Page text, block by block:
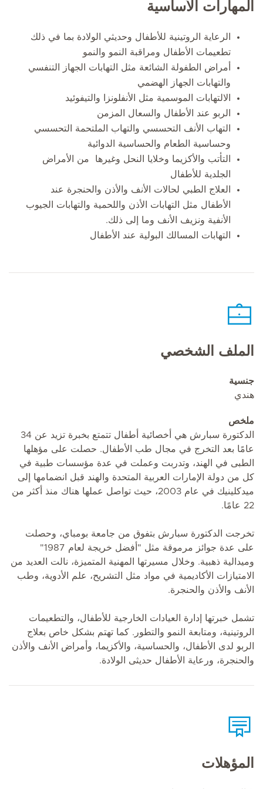
المهارات الأساسية
الرعاية الروتينية للأطفال وحديثي الولادة بما في ذلك
تطعيمات الأطفال ومراقبة النمو والنمو
أمراض الطفولة الشائعة مثل التهابات الجهاز التنفسي
والتهابات الجهاز الهضمي
الالتهابات الموسمية مثل الأنفلونزا والتيفوئيد
الربو عند الأطفال والسعال المزمن
التهاب الأنف التحسسي والتهاب الملتحمة التحسسي
وحساسية الطعام والحساسية الدوائية
التأتب والأكزيما وخلايا النحل وغيرها من الأمراض
الجلدية للأطفال
العلاج الطبي لحالات الأنف والأذن والحنجرة عند
الأطفال مثل التهابات الأذن واللحمية والتهابات الجيوب
الأنفية ونزيف الأنف وما إلى ذلك.
التهابات المسالك البولية عند الأطفال
الملف الشخصي
جنسية
هندي
ملخص
الدكتورة سبارش هي أخصائية أطفال تتمتع بخبرة تزيد عن 34
عامًا بعد التخرج في مجال طب الأطفال. حصلت على مؤهلها
الطبى في الهند، وتدربت وعملت في عدة مؤسسات طبية في
كل من دولة الإمارات العربية المتحدة والهند قبل انضمامها إلى
ميدكلينيك في عام 2003، حيث تواصل عملها هناك منذ أكثر من
22 عامًا.
تخرجت الدكتورة سبارش بتفوق من جامعة بومباي، وحصلت
على عدة جوائز مرموقة مثل "أفضل خريجة لعام 1987"
وميدالية ذهبية. وخلال مسيرتها المهنية المتميزة، نالت العديد من
الامتيازات الأكاديمية في مواد مثل التشريح، علم الأدوية، وطب
الأنف والأذن والحنجرة.
تشمل خبرتها إدارة العيادات الخارجية للأطفال، والتطعيمات
الروتينية، ومتابعة النمو والتطور. كما تهتم بشكل خاص بعلاج
الربو لدى الأطفال، والحساسية، والأكزيما، وأمراض الأنف والأذن
والحنجرة، ورعاية الأطفال حديثى الولادة.
المؤهلات